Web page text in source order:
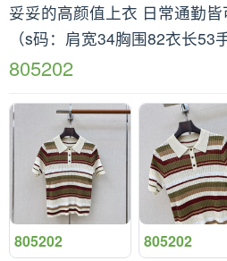
妥妥的高颜值上衣 日常通勤
（s码：肩宽34胸围82衣长
805202
805202 805202